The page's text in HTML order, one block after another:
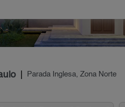
Parada Inglesa, Zona Norte